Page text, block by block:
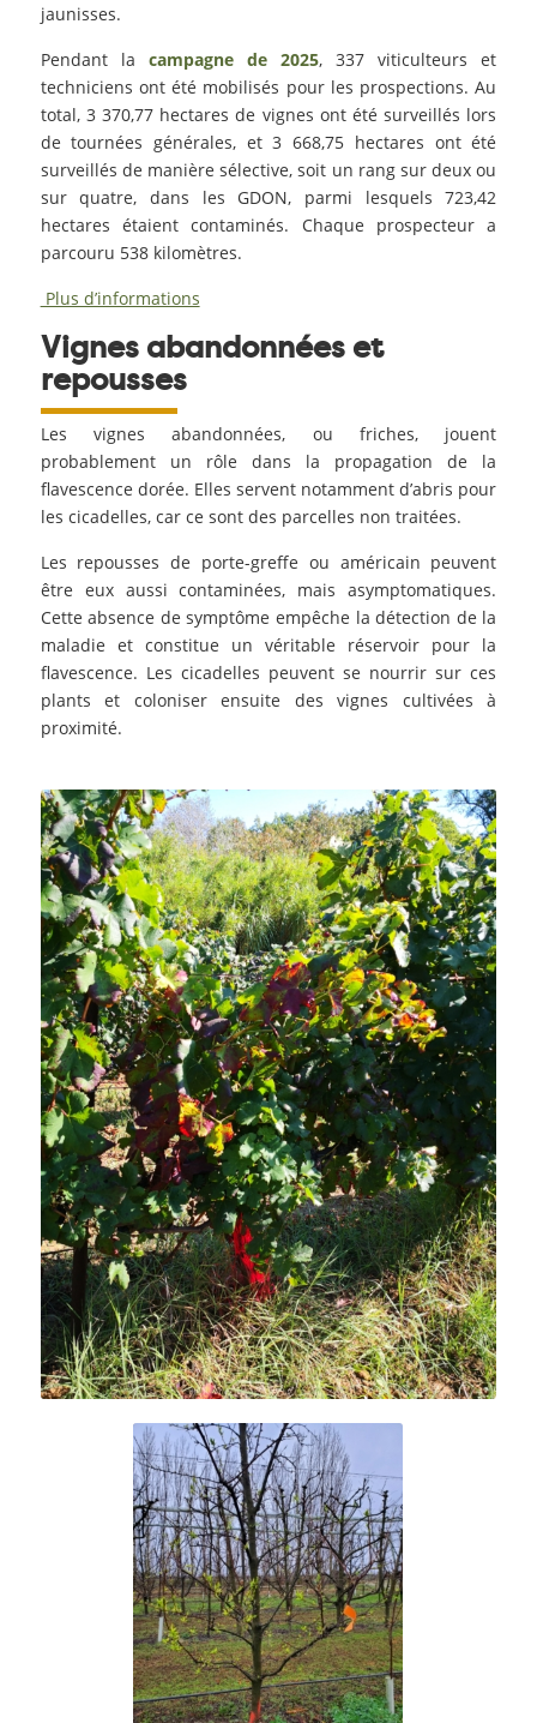
jaunisses.
Pendant la campagne de 2025, 337 viticulteurs et
techniciens ont été mobilisés pour les prospections. Au
total, 3 370,77 hectares de vignes ont été surveillés lors
de tournées générales, et 3 668,75 hectares ont été
surveillés de manière sélective, soit un rang sur deux ou
sur quatre, dans les GDON, parmi lesquels 723,42
hectares étaient contaminés. Chaque prospecteur a
parcouru 538 kilomètres.
Plus d’informations
Vignes abandonnées et
repousses
Les vignes abandonnées, ou friches, jouent
probablement un rôle dans la propagation de la
flavescence dorée. Elles servent notamment d’abris pour
les cicadelles, car ce sont des parcelles non traitées.
Les repousses de porte-greffe ou américain peuvent
être eux aussi contaminées, mais asymptomatiques.
Cette absence de symptôme empêche la détection de la
maladie et constitue un véritable réservoir pour la
flavescence. Les cicadelles peuvent se nourrir sur ces
plants et coloniser ensuite des vignes cultivées à
proximité.